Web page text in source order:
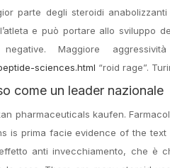
parte degli steroidi
e può portare allo sviluppo
Maggiore
sciences.html “roid rage”.
come un leader nazionale
pharmaceuticals kaufen.
is prima facie evidence of the text
anti invecchiamento, che è